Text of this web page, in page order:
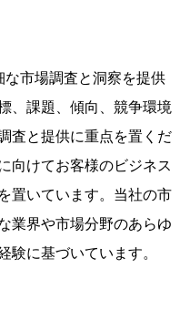
市場調査と洞察を提供
、課題、傾向、競争環境
査と提供に重点を置くだ
向けてお客様のビジネス
置いています。当社の市
業界や市場分野のあらゆ
験に基づいています。